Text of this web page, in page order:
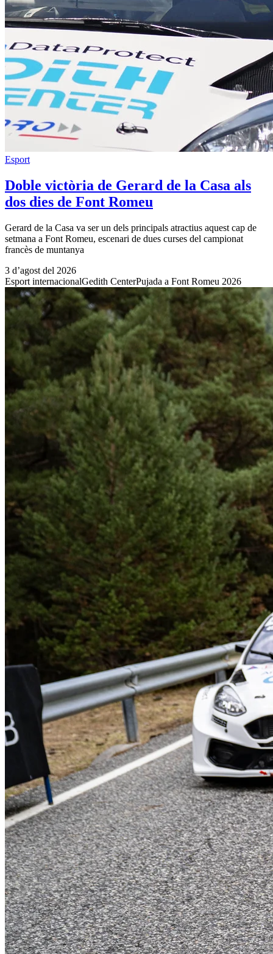
Esport
Doble victòria de Gerard de la Casa als
dos dies de Font Romeu
Gerard de la Casa va ser un dels principals atractius aquest cap de
setmana a Font Romeu, escenari de dues curses del campionat
francès de muntanya
3 d’agost del 2026
Esport internacionalGedith CenterPujada a Font Romeu 2026